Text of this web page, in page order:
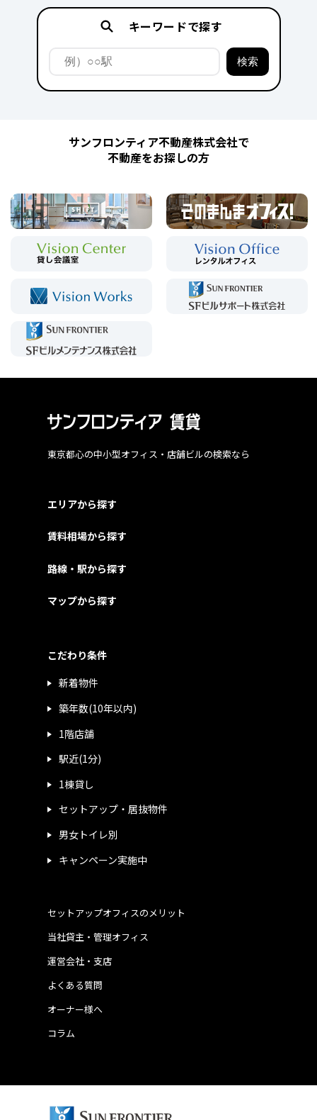
キーワードで探す
サンフロンティア不動産株式会社で
不動産をお探しの方
東京都心の中小型オフィス・店舗ビルの検索なら
エリアから探す
賃料相場から探す
路線・駅から探す
マップから探す
こだわり条件
新着物件
築年数(10年以内)
1階店舗
駅近(1分)
1棟貸し
セットアップ・居抜物件
男女トイレ別
キャンペーン実施中
運営会社・支店
よくある質問
当社貸主・管理オフィス
オーナー様へ
コラム
セットアップオフィスのメリット